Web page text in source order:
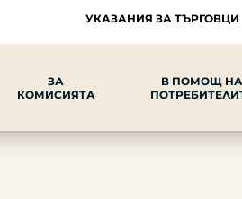
УКАЗАНИЯ ЗА ТЪРГОВЦИ
ЗА
КОМИСИЯТА
В ПОМОЩ НА